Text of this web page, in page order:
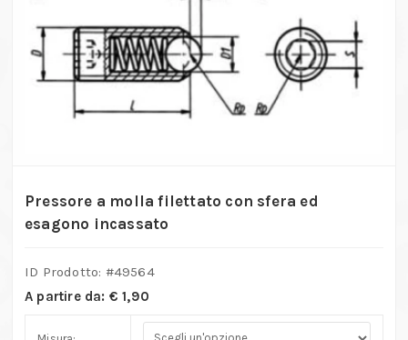
Pressore a molla filettato con sfera ed
esagono incassato
ID Prodotto: #49564
A partire da: € 1,90